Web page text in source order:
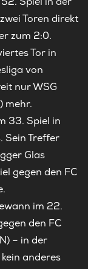
Toren direkt
zum 2:0.
Tor in
von
nur WSG
mehr.
33. Spiel in
Sein Treffer
Glas
gegen den FC
im 22.
den FC
– in der
anderes